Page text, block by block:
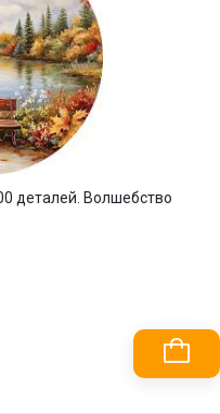
деталей. Волшебство